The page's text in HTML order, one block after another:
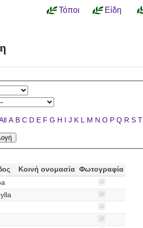
Τόποι Είδη
A B C D E F G H I J K L M N O P Q R S T
Κοινή ονομασία Φωτογραφία